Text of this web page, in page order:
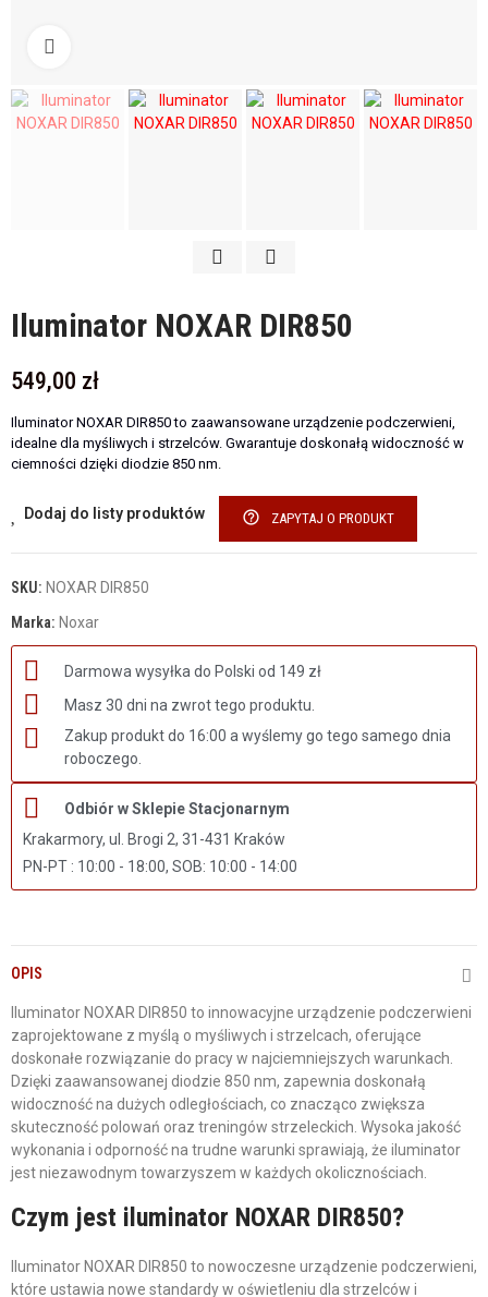
Iluminator NOXAR DIR850
549,00 zł
Iluminator NOXAR DIR850 to zaawansowane urządzenie podczerwieni,
idealne dla myśliwych i strzelców. Gwarantuje doskonałą widoczność w
ciemności dzięki diodzie 850 nm.
Dodaj do listy produktów help_outline ZAPYTAJ O PRODUKT
SKU: NOXAR DIR850
Marka: Noxar
Darmowa wysyłka do Polski od 149 zł
Masz 30 dni na zwrot tego produktu.
Zakup produkt do 16:00 a wyślemy go tego samego dnia
roboczego.
Odbiór w Sklepie Stacjonarnym
Krakarmory, ul. Brogi 2, 31-431 Kraków
PN-PT : 10:00 - 18:00, SOB: 10:00 - 14:00
OPIS
Iluminator NOXAR DIR850 to innowacyjne urządzenie podczerwieni
zaprojektowane z myślą o myśliwych i strzelcach, oferujące
doskonałe rozwiązanie do pracy w najciemniejszych warunkach.
Dzięki zaawansowanej diodzie 850 nm, zapewnia doskonałą
widoczność na dużych odległościach, co znacząco zwiększa
skuteczność polowań oraz treningów strzeleckich. Wysoka jakość
wykonania i odporność na trudne warunki sprawiają, że iluminator
jest niezawodnym towarzyszem w każdych okolicznościach.
Czym jest iluminator NOXAR DIR850?
Iluminator NOXAR DIR850 to nowoczesne urządzenie podczerwieni,
które ustawia nowe standardy w oświetleniu dla strzelców i